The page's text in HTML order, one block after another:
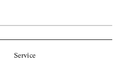
Service